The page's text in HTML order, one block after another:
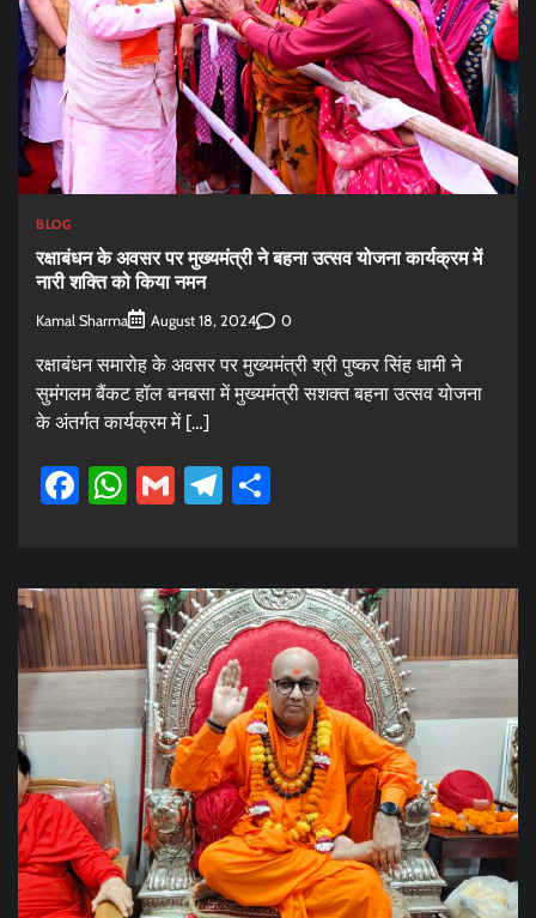
BLOG
रक्षाबंधन के अवसर पर मुख्यमंत्री ने बहना उत्सव योजना कार्यक्रम में
नारी शक्ति को किया नमन
Kamal Sharma August 18, 2024 0
रक्षाबंधन समारोह के अवसर पर मुख्यमंत्री श्री पुष्कर सिंह धामी ने
सुमंगलम बैंकट हॉल बनबसा में मुख्यमंत्री सशक्त बहना उत्सव योजना
के अंतर्गत कार्यक्रम में […]
Facebook
WhatsApp
GmailTelegram